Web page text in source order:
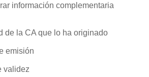
información complementaria
de la CA que lo ha originado
emisión
validez